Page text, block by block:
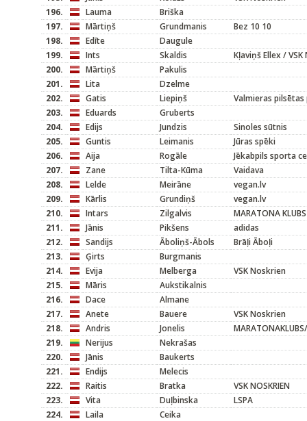
196.
Lauma
Briška
197.
Mārtiņš Grundmanis
Bez 10 10
198.
Edīte
Daugule
199.
Ints Skaldis
Kļaviņš Ellex /
200.
Mārtiņš
Pakulis
201.
Lita
Dzelme
202.
Gatis Liepiņš
Valmieras pilsētas
203.
Eduards
Gruberts
204.
Edijs Jundzis
Sinoles sūtnis
205.
Guntis Leimanis
Jūras spēki
206.
Aija Rogāle
Jēkabpils sporta
207.
Zane Tilta-Kūma
Vaidava
208.
Lelde Meirāne
vegan.lv
209.
Kārlis Grundiņš
vegan.lv
210.
Intars Zilgalvis
MARATONA KLUBS
211.
Jānis Pikšens
adidas
212.
Sandijs Āboliņš-Ābols
Brāļi Āboļi
213.
Ģirts
Burgmanis
214.
Evija Melberga
VSK Noskrien
215.
Māris
Aukstikalnis
216.
Dace
Almane
217.
Anete Bauere
VSK Noskrien
218.
Andris Jonelis
219.
Nerijus
Nekrašas
220.
Jānis
Baukerts
221.
Endijs
Melecis
222.
Raitis Bratka
VSK NOSKRIEN
223.
Vita Duļbinska
LSPA
224.
Laila
Ceika